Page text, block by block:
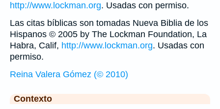
http://www.lockman.org. Usadas con permiso.
Las citas bíblicas son tomadas Nueva Biblia de los
Hispanos © 2005 by The Lockman Foundation, La
Habra, Calif, http://www.lockman.org. Usadas con
permiso.
Reina Valera Gómez (© 2010)
Contexto